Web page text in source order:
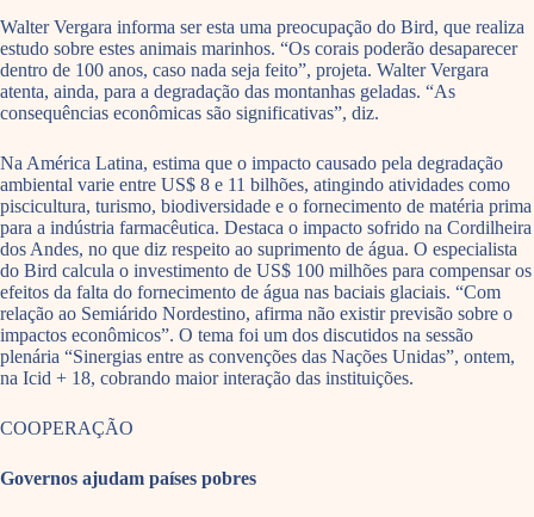
Walter Vergara informa ser esta uma preocupação do Bird, que realiza
estudo sobre estes animais marinhos. “Os corais poderão desaparecer
dentro de 100 anos, caso nada seja feito”, projeta. Walter Vergara
atenta, ainda, para a degradação das montanhas geladas. “As
consequências econômicas são significativas”, diz.
Na América Latina, estima que o impacto causado pela degradação
ambiental varie entre US$ 8 e 11 bilhões, atingindo atividades como
piscicultura, turismo, biodiversidade e o fornecimento de matéria prima
para a indústria farmacêutica. Destaca o impacto sofrido na Cordilheira
dos Andes, no que diz respeito ao suprimento de água. O especialista
do Bird calcula o investimento de US$ 100 milhões para compensar os
efeitos da falta do fornecimento de água nas baciais glaciais. “Com
relação ao Semiárido Nordestino, afirma não existir previsão sobre o
impactos econômicos”. O tema foi um dos discutidos na sessão
plenária “Sinergias entre as convenções das Nações Unidas”, ontem,
na Icid + 18, cobrando maior interação das instituições.
COOPERAÇÃO
Governos ajudam países pobres